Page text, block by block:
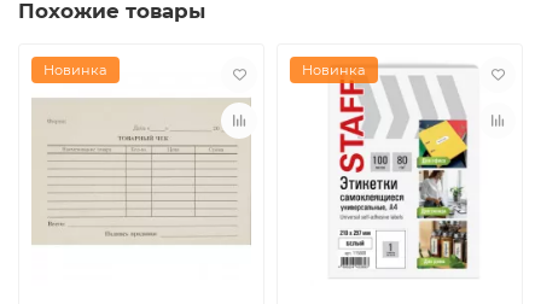
Похожие товары
Новинка Новинка